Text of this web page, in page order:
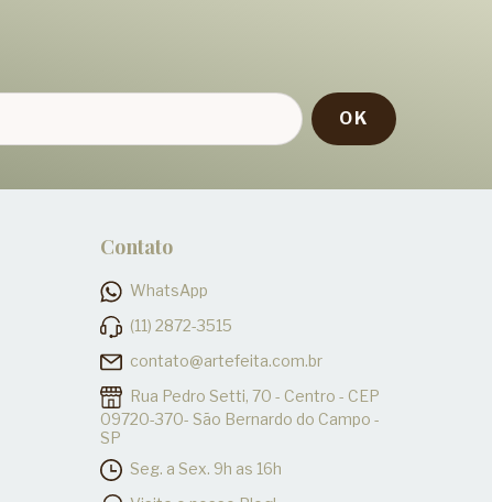
Contato
WhatsApp
(11) 2872-3515
contato@artefeita.com.br
Rua Pedro Setti, 70 - Centro - CEP
09720-370- São Bernardo do Campo -
SP
Seg. a Sex. 9h as 16h